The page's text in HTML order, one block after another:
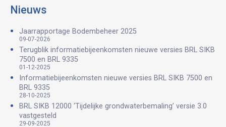
Nieuws
Jaarrapportage Bodembeheer 2025
09-07-2026
Terugblik informatiebijeenkomsten nieuwe versies BRL SIKB
7500 en BRL 9335
01-12-2025
Informatiebijeenkomsten nieuwe versies BRL SIKB 7500 en
BRL 9335
28-10-2025
BRL SIKB 12000 ‘Tijdelijke grondwaterbemaling’ versie 3.0
vastgesteld
29-09-2025